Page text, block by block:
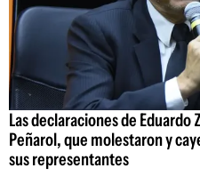
Las declaraciones de
Peñarol, que molestaron y
sus representantes